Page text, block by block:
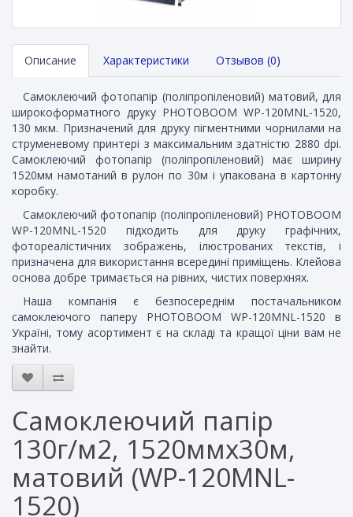
Описание Характеристики Отзывов (0)
Самоклеючий фотопапір (поліпропіленовий) матовий, для
широкоформатного друку PHOTOBOOM WP-120MNL-1520,
130 мкм. Призначений для друку пігментними чорнилами на
струменевому принтері з максимальним здатністю 2880 dpi.
Самоклеючий фотопапір (поліпропіленовий) має ширину
1520мм намотаний в рулон по 30м і упакована в картонну
коробку.
Самоклеючий фотопапір (поліпропіленовий) PHOTOBOOM
WP-120MNL-1520 підходить для друку графічних,
фотореалістичних зображень, ілюстрованих текстів, і
призначена для використання всередині приміщень. Клейова
основа добре тримається на рівних, чистих поверхнях.
Наша компанія є безпосереднім постачальником
самоклеючого паперу PHOTOBOOM WP-120MNL-1520 в
Україні, тому асортимент є на складі та кращої ціни вам не
знайти.
Самоклеючий папір
130г/м2, 1520ммх30м,
матовий (WP-120MNL-
1520)